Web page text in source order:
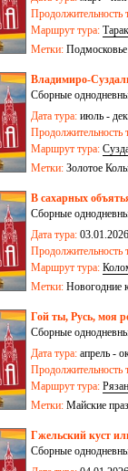
Продолжительность
Маршрут тура:
Метки: Подмосковье
Владимиро-
Сборные
Дата тура: июль -
Продолжительность
Маршрут тура:
Метки: Золотое
В сахарных
Сборные
Дата тура:
Продолжительность
Маршрут тура:
Метки: Новогодние
Гой ты, Русь, моя
Сборные
Дата тура: апрель -
Продолжительность
Маршрут тура:
Метки: Майские
Гжельский куст
Сборные